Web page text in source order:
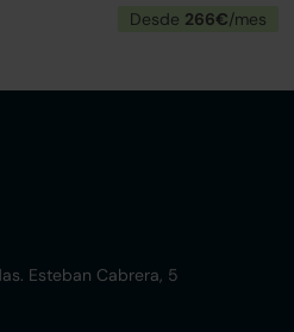
Desde 266€/mes
Esteban Cabrera, 5